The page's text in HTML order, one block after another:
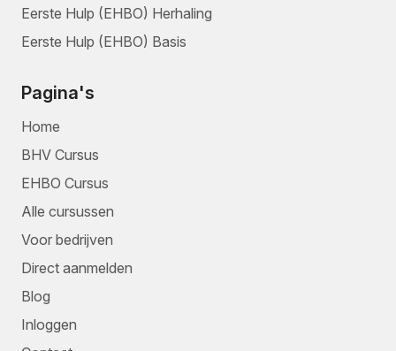
Eerste Hulp (EHBO) Herhaling
Eerste Hulp (EHBO) Basis
Pagina's
Home
BHV Cursus
EHBO Cursus
Alle cursussen
Voor bedrijven
Direct aanmelden
Blog
Inloggen